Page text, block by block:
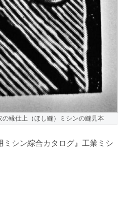
の縁仕上（ほし縫）ミシンの縫見本
ミシン綜合カタログ』工業ミシ